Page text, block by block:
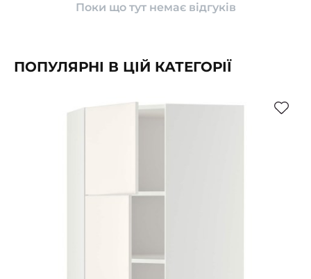
Поки що тут немає відгуків
ПОПУЛЯРНІ В ЦІЙ КАТЕГОРІЇ